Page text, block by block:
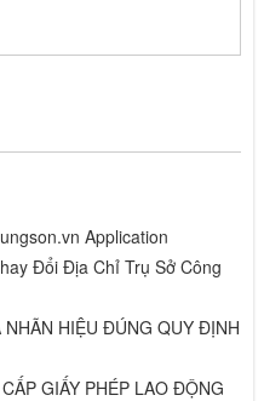
Application
Đổi Địa Chỉ Trụ Sở Công
HIỆU ĐÚNG QUY ĐỊNH
GIẤY PHÉP LAO ĐỘNG